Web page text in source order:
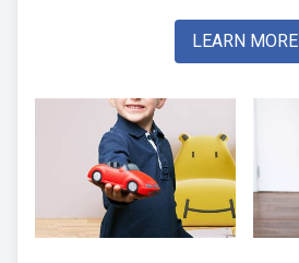
LEARN MORE